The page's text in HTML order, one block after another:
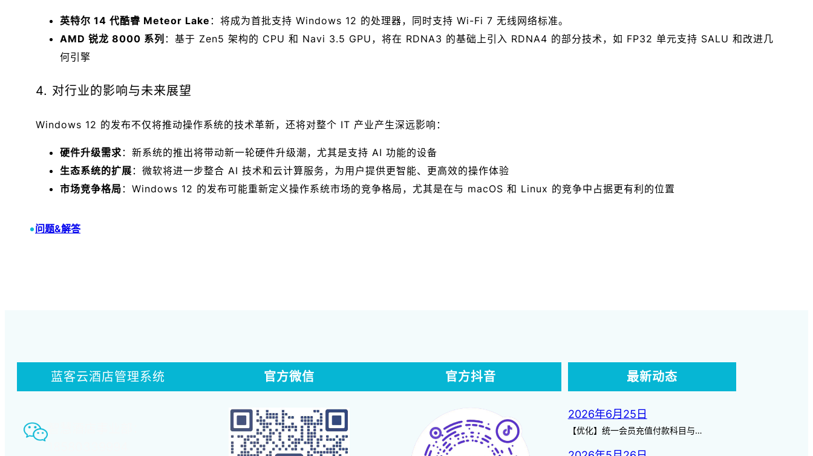
英特尔 14 代酷睿 Meteor Lake ：将成为首批支持 Windows 12 的处理器，同时支持 Wi-Fi 7 无线网络标准。
AMD 锐龙 8000 系列 ：基于 Zen5 架构的 CPU 和 Navi 3.5 GPU，将在 RDNA3 的基础上引入 RDNA4 的部分技术，如 FP32 单元支持 SALU 和改进几
何引擎
4. 对行业的影响与未来展望
Windows 12 的发布不仅将推动操作系统的技术革新，还将对整个 IT 产业产生深远影响：
硬件升级需求 ：新系统的推出将带动新一轮硬件升级潮，尤其是支持 AI 功能的设备
生态系统的扩展 ：微软将进一步整合 AI 技术和云计算服务，为用户提供更智能、更高效的操作体验
市场竞争格局 ：Windows 12 的发布可能重新定义操作系统市场的竞争格局，尤其是在与 macOS 和 Linux 的竞争中占据更有利的位置
•问题&解答
蓝客云酒店管理系统
智慧酒店事业部：
官方微信 官方抖音 最新动态
2026年6月25日
【优化】统一会员充值付款科目与…